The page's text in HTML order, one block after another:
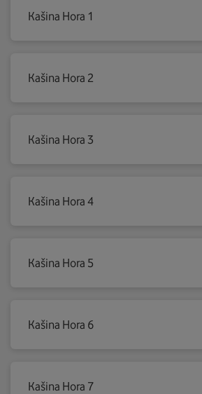
Kašina Hora 1
Kašina Hora 2
Kašina Hora 3
Kašina Hora 4
Kašina Hora 5
Kašina Hora 6
Kašina Hora 7